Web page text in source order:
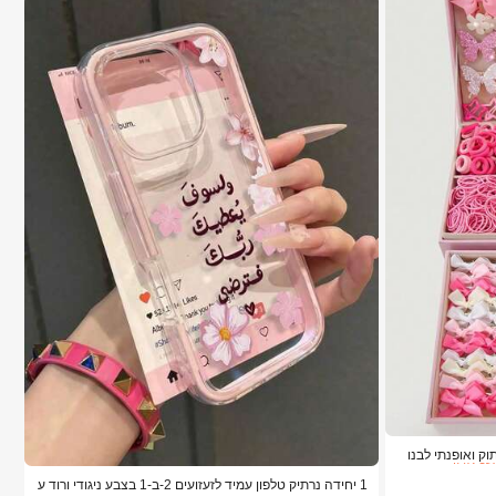
שילוב מתוק ואופנתי לבנו
1 יחידה נרתיק טלפון עמיד לזעזועים 2-ב-1 בצבע ניגודי ורוד ע